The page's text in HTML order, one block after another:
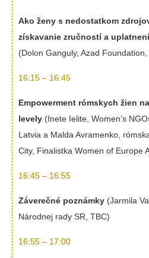
Ako ženy s nedostatkom
získavanie zručností a
(Dolon Ganguly, Azad Foundation,
16:15 – 16:45
Empowerment rómskych žien
levely (Inete Ielite, Women’s
Latvia a Malda Avramenko,
City, Finalistka Women of Europe
16:45 – 16:55
Záverečné poznámky (Jarmila
Národnej rady SR, TBC)
16:55 – 17:00